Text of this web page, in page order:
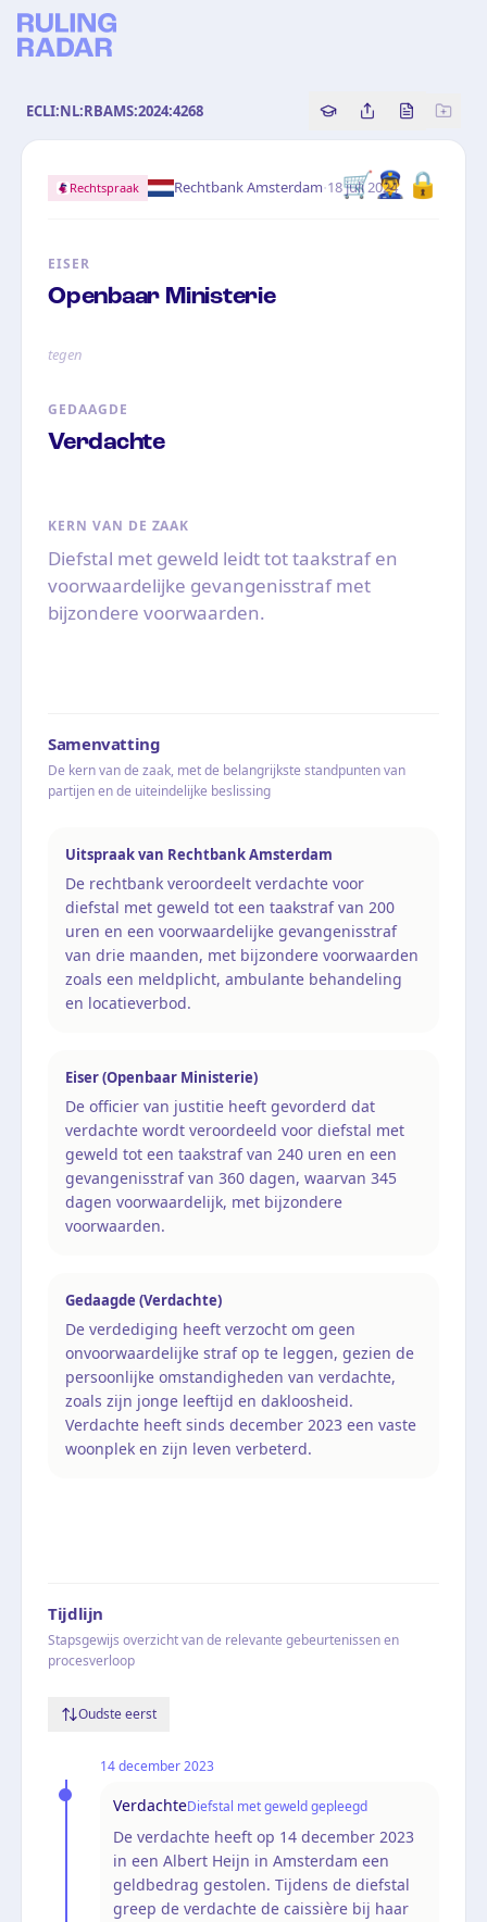
ECLI:NL:RBAMS:2024:4268 Copy source
Share this
Bekijk
🛒👮‍♂️ 🔒
Rechtspraak Rechtbank Amsterdam·18 juli 2024
EISER
Openbaar Ministerie
tegen
GEDAAGDE
Verdachte
KERN VAN DE ZAAK
Diefstal met geweld leidt tot taakstraf en
voorwaardelijke gevangenisstraf met
bijzondere voorwaarden.
Samenvatting
De kern van de zaak, met de belangrijkste standpunten van
partijen en de uiteindelijke beslissing
Uitspraak van Rechtbank Amsterdam
De rechtbank veroordeelt verdachte voor
diefstal met geweld tot een taakstraf van 200
uren en een voorwaardelijke gevangenisstraf
van drie maanden, met bijzondere voorwaarden
zoals een meldplicht, ambulante behandeling
en locatieverbod.
Eiser (Openbaar Ministerie)
De officier van justitie heeft gevorderd dat
verdachte wordt veroordeeld voor diefstal met
geweld tot een taakstraf van 240 uren en een
gevangenisstraf van 360 dagen, waarvan 345
dagen voorwaardelijk, met bijzondere
voorwaarden.
Gedaagde (Verdachte)
De verdediging heeft verzocht om geen
onvoorwaardelijke straf op te leggen, gezien de
persoonlijke omstandigheden van verdachte,
zoals zijn jonge leeftijd en dakloosheid.
Verdachte heeft sinds december 2023 een vaste
woonplek en zijn leven verbeterd.
Tijdlijn
Stapsgewijs overzicht van de relevante gebeurtenissen en
procesverloop
Oudste eerst
14 december 2023
VerdachteDiefstal met geweld gepleegd
De verdachte heeft op 14 december 2023
in een Albert Heijn in Amsterdam een
geldbedrag gestolen. Tijdens de diefstal
greep de verdachte de caissière bij haar